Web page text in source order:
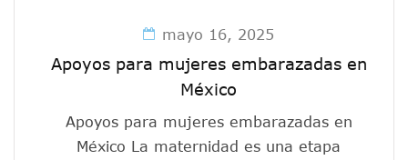
mayo 16, 2025
Apoyos para mujeres embarazadas en
México
Apoyos para mujeres embarazadas en
México La maternidad es una etapa